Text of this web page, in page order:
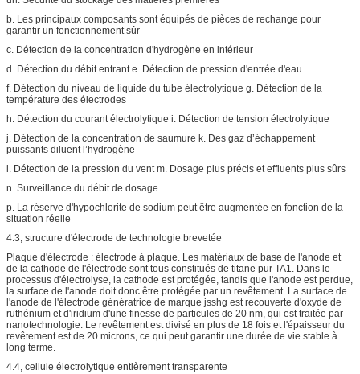
b. Les principaux composants sont équipés de pièces de rechange pour
garantir un fonctionnement sûr
c. Détection de la concentration d'hydrogène en intérieur
d. Détection du débit entrant e. Détection de pression d'entrée d'eau
f. Détection du niveau de liquide du tube électrolytique g. Détection de la
température des électrodes
h. Détection du courant électrolytique i. Détection de tension électrolytique
j. Détection de la concentration de saumure k. Des gaz d’échappement
puissants diluent l’hydrogène
l. Détection de la pression du vent m. Dosage plus précis et effluents plus sûrs
n. Surveillance du débit de dosage
p. La réserve d'hypochlorite de sodium peut être augmentée en fonction de la
situation réelle
4.3, structure d'électrode de technologie brevetée
Plaque d'électrode : électrode à plaque. Les matériaux de base de l'anode et
de la cathode de l'électrode sont tous constitués de titane pur TA1. Dans le
processus d'électrolyse, la cathode est protégée, tandis que l'anode est perdue,
la surface de l'anode doit donc être protégée par un revêtement. La surface de
l'anode de l'électrode génératrice de marque jsshg est recouverte d'oxyde de
ruthénium et d'iridium d'une finesse de particules de 20 nm, qui est traitée par
nanotechnologie. Le revêtement est divisé en plus de 18 fois et l'épaisseur du
revêtement est de 20 microns, ce qui peut garantir une durée de vie stable à
long terme.
4.4, cellule électrolytique entièrement transparente